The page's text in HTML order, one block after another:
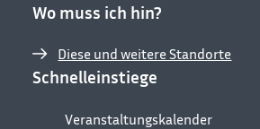
Wo muss ich hin?
Diese und weitere Standorte
Schnelleinstiege
Veranstaltungskalender